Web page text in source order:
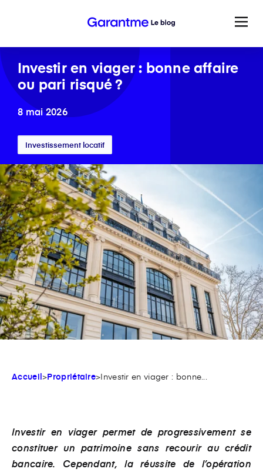
Investir en viager : bonne affaire
ou pari risqué ?
8 mai 2026
Investissement locatif
Accueil>Propriétaire>Investir en viager : bonne...
Investir en viager permet de progressivement se
constituer un patrimoine sans recourir au crédit
bancaire. Cependant, la réussite de l’opération